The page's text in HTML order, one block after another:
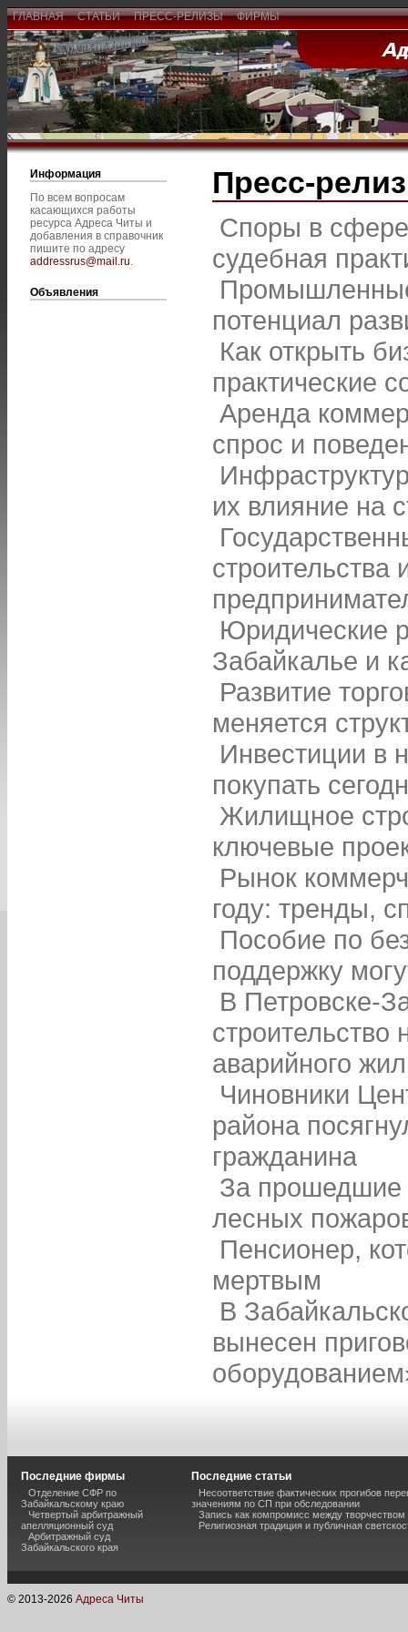
ГЛАВНАЯ СТАТЬИ ПРЕСС-РЕЛИЗЫ ФИРМЫ
Информация
По всем вопросам
касающихся работы
ресурса Адреса Читы и
добавления в справочник
пишите по адресу
addressrus@mail.ru.
Объявления
Пресс-
Споры в сфере
судебная
потенциал
Как открыть
практические
Аренда
спрос и
их влияние на
строительства
Юридические
Забайкалье и
Развитие
меняется
Инвестиции в
покупать
Жилищное
ключевые
Рынок
году: тренды,
Пособие по
поддержку
В Петровске-
аварийного
Чиновники
района
гражданина
За прошедшие
лесных
Пенсионер,
мертвым
В
вынесен
Последние фирмы
Отделение СФР по
Забайкальскому краю
Четвертый арбитражный
апелляционный суд
Арбитражный суд
Забайкальского края
Последние статьи
Несоответствие фактических прогибов
значениям по СП при обследовании
Запись как компромисс между
Религиозная традиция и публичная
© 2013-2026 Адреса Читы